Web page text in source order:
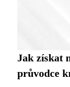
Jak získat
průvodce